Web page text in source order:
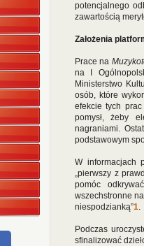
potencjalnego
zawartością
Założenia
Prace na
na I
Ministerstwo
osób, które
efekcie tych
pomysł, żeby
nagraniami.
podstawowym
W informacjach
„pierwszy z
pomóc
wszechstronne
niespodzianką”1.
Podczas
sfinalizować